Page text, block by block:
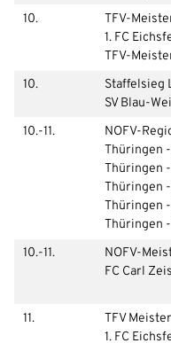
10.
TFV-
1. FC
TFV-
10.
Staffelsieg
SV Blau-
10.-11.
NOFV-
Thüringen
Thüringen
Thüringen
Thüringen -
Thüringen
10.-11.
NOFV-
FC Carl
11.
TFV
1. FC